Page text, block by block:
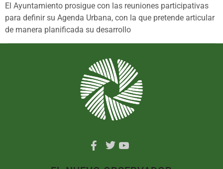
El Ayuntamiento prosigue con las reuniones participativas
para definir su Agenda Urbana, con la que pretende articular
de manera planificada su desarrollo